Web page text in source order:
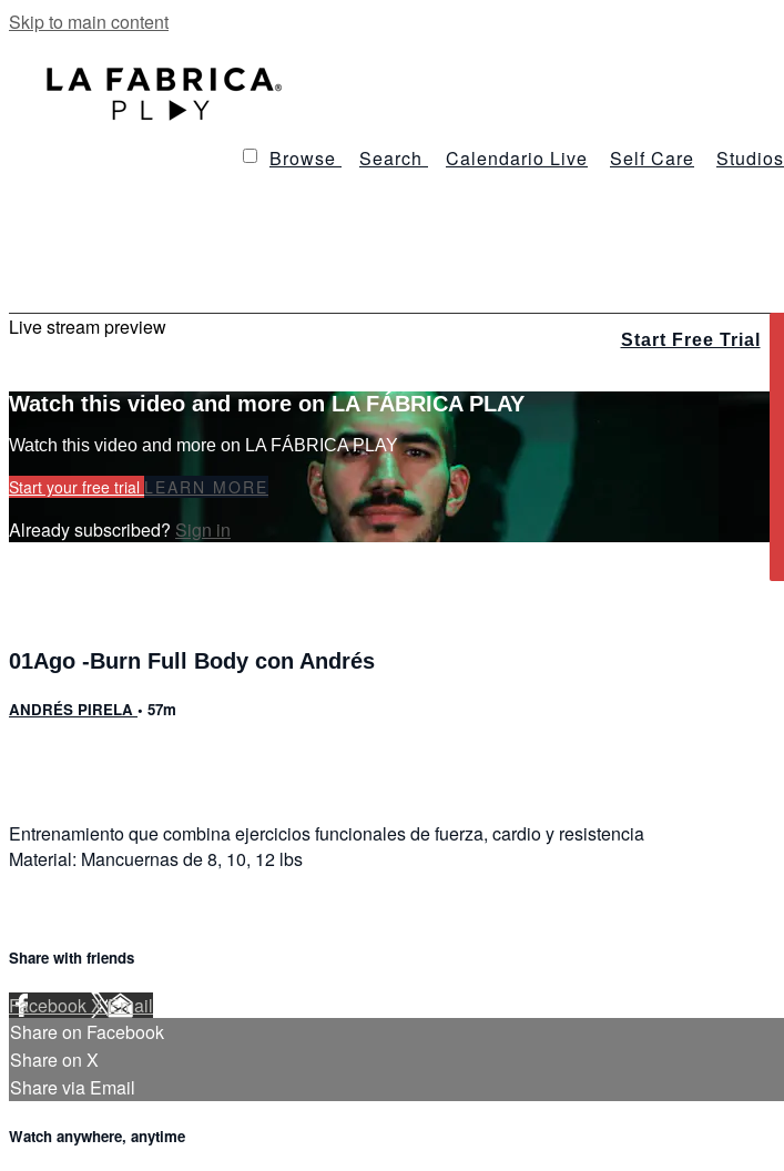
Skip to main content
Browse Search Calendario Live Self Care Studios
Start Free Trial
Live stream preview
Watch this video and more on LA FÁBRICA PLAY
Watch this video and more on LA FÁBRICA PLAY
Start your free trial LEARN MORE
Already subscribed? Sign in
01Ago -Burn Full Body con Andrés
ANDRÉS PIRELA • 57m
Entrenamiento que combina ejercicios funcionales de fuerza, cardio y resistencia
Material: Mancuernas de 8, 10, 12 lbs
Share with friends
FacebookXEmail
Share on Facebook
Share on X
Share via Email
Watch anywhere, anytime